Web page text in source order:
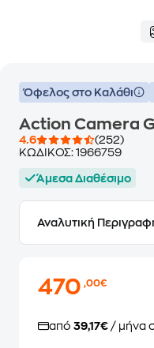
Όφελος στο Καλάθι
Action Camera
4.6
(252)
ΚΩΔΙΚΟΣ: 1966759
Άμεσα Διαθέσιμο
Αναλυτική
470,00€
από 39,17€ / μήνα